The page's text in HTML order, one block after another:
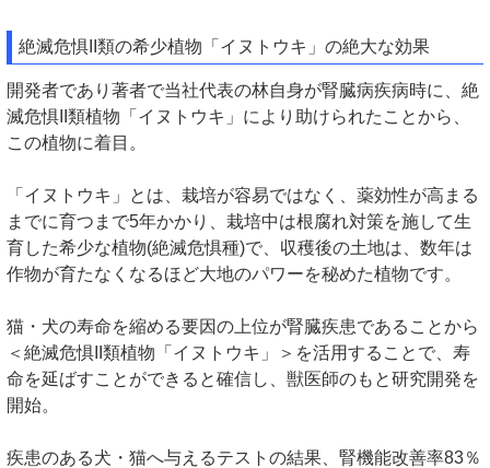
絶滅危惧II類の希少植物「イヌトウキ」の絶大な効果
開発者であり著者で当社代表の林自身が腎臓病疾病時に、絶
滅危惧II類植物「イヌトウキ」により助けられたことから、
この植物に着目。
「イヌトウキ」とは、栽培が容易ではなく、薬効性が高まる
までに育つまで5年かかり、栽培中は根腐れ対策を施して生
育した希少な植物(絶滅危惧種)で、収穫後の土地は、数年は
作物が育たなくなるほど大地のパワーを秘めた植物です。
猫・犬の寿命を縮める要因の上位が腎臓疾患であることから
＜絶滅危惧II類植物「イヌトウキ」＞を活用することで、寿
命を延ばすことができると確信し、獣医師のもと研究開発を
開始。
疾患のある犬・猫へ与えるテストの結果、腎機能改善率83％